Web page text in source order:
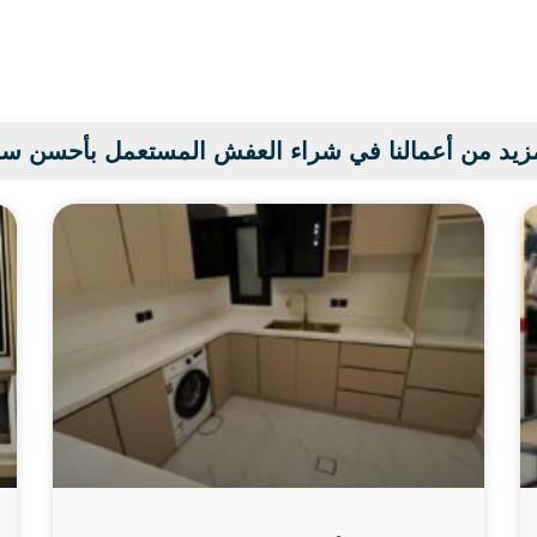
من أعمالنا في شراء العفش المستعمل بأحسن